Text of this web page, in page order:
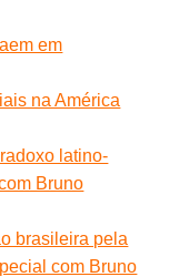
em
na América
latino-
Bruno
brasileira pela
com Bruno